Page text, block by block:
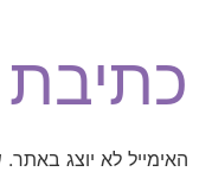
האימייל לא יוצג באתר.